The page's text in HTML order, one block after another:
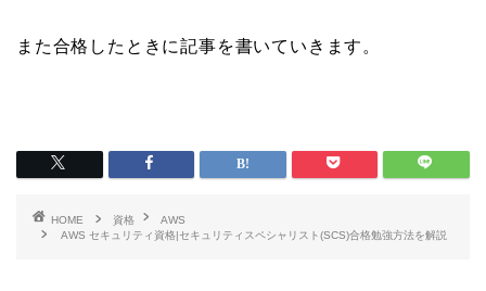
また合格したときに記事を書いていきます。
HOME 資格
AWS
AWS セキュリティ資格|セキュリティスペシャリスト(SCS)合格勉強方法を解説